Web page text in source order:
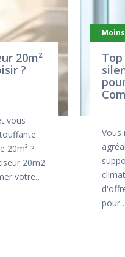
20m²
?
vous
20m² ?
20m2
votre…
Vous